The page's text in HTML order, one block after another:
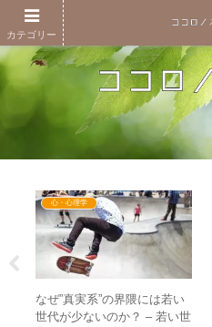
心・心理学
なぜ”真実系”の界隈には若い
世代が少ないのか？ – 若い世
カテゴリー